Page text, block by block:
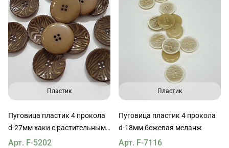
Пластик
Пуговица пластик 4 прокола
d-27мм хаки с растительным
рисунком
Арт. F-5202
Пластик
Пуговица пластик 4 прокола
d-18мм бежевая меланж
Арт. F-7116